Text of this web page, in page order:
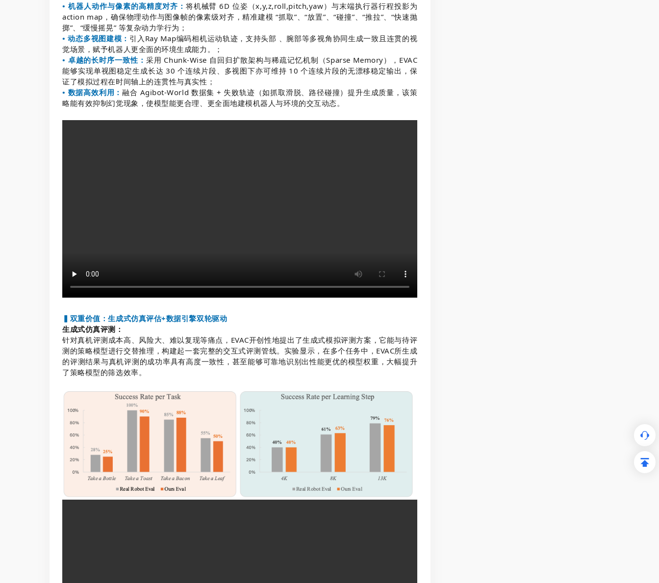
• 机器人动作与像素的高精度对齐： 将机械臂 6D 位姿（x,y,z,roll,pitch,yaw）与末端执行器行程投影为
action map，确保物理动作与图像帧的像素级对齐，精准建模 “抓取”、“放置”、“碰撞”、“推拉”、“快速抛
掷”、“缓慢摇晃” 等复杂动力学行为；
• 动态多视图建模： 引入Ray Map编码相机运动轨迹，支持头部 、腕部等多视角协同生成一致且连贯的视
觉场景，赋予机器人更全面的环境生成能力。；
• 卓越的长时序一致性： 采用 Chunk-Wise 自回归扩散架构与稀疏记忆机制（Sparse Memory），EVAC
能够实现单视图稳定生成长达 30 个连续片段、多视图下亦可维持 10 个连续片段的无漂移稳定输出，保
证了模拟过程在时间轴上的连贯性与真实性；
• 数据高效利用：融合 Agibot-World 数据集 + 失败轨迹（如抓取滑脱、路径碰撞）提升生成质量，该策
略能有效抑制幻觉现象，使模型能更合理、更全面地建模机器人与环境的交互动态。
▍双重价值：生成式仿真评估+数据引擎双轮驱动
生成式仿真评测：
针对真机评测成本高、风险大、难以复现等痛点，EVAC开创性地提出了生成式模拟评测方案，它能与待评
测的策略模型进行交替推理，构建起一套完整的交互式评测管线。实验显示，在多个任务中，EVAC所生成
的评测结果与真机评测的成功率具有高度一致性，甚至能够可靠地识别出性能更优的模型权重，大幅提升
了策略模型的筛选效率。